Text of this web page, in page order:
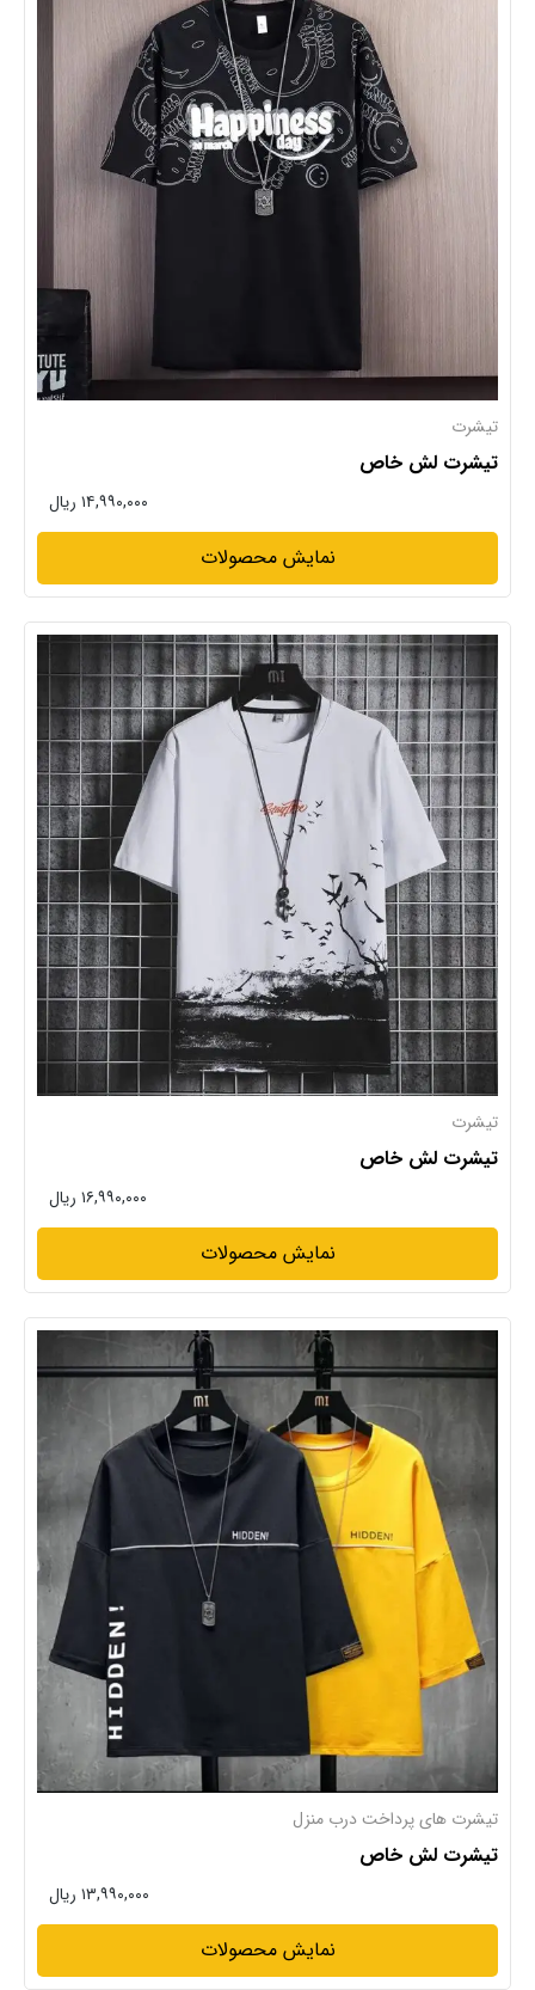
تیشرت
تیشرت لش خاص
۱۴,۹۹۰,۰۰۰ ریال
نمایش محصولات
تیشرت
تیشرت لش خاص
۱۶,۹۹۰,۰۰۰ ریال
نمایش محصولات
تیشرت های پرداخت درب منزل
تیشرت لش خاص
۱۳,۹۹۰,۰۰۰ ریال
نمایش محصولات